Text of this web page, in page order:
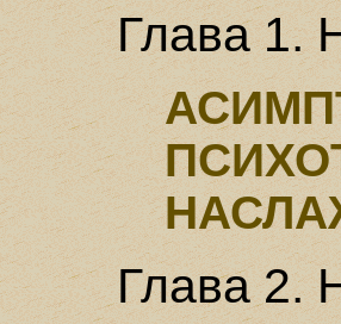
Глава
Глава